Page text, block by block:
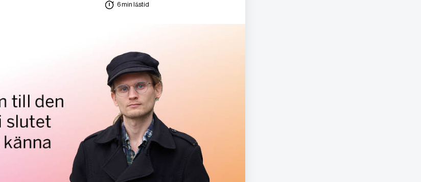
6 min lästid